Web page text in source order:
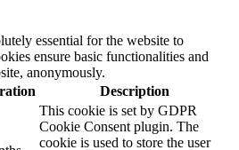
essential for the website to
ensure basic functionalities and
anonymously.
Description
This cookie is set by GDPR
Cookie Consent plugin. The
cookie is used to store the user